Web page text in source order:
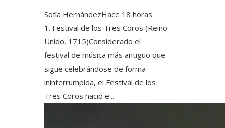
Sofía HernándezHace 18 horas
1. Festival de los Tres Coros (Reino
Unido, 1715)Considerado el
festival de música más antiguo que
sigue celebrándose de forma
ininterrumpida, el Festival de los
Tres Coros nació e...